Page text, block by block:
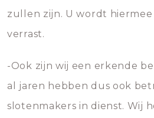
zullen zijn. U wordt
verrast.
-Ook zijn wij een erkende
al jaren hebben dus ook
slotenmakers in dienst. Wij